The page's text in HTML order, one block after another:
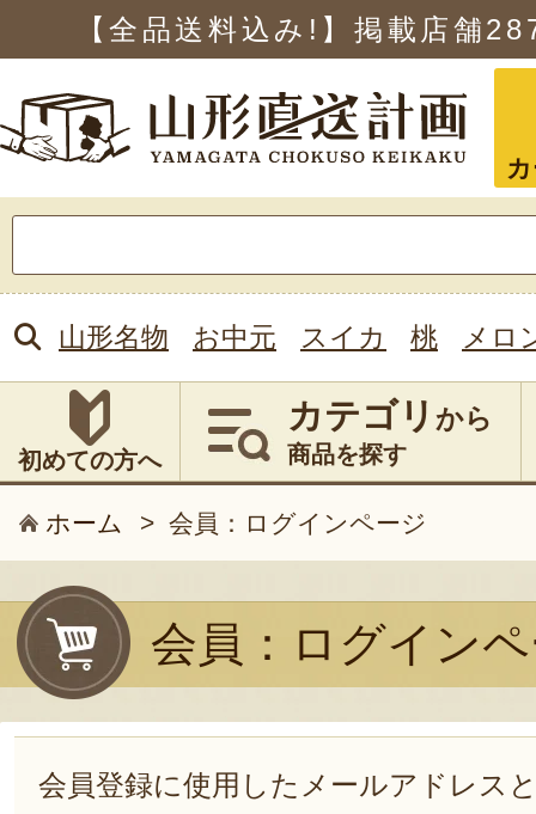
【全品送料込み!】掲載店舗
索:
山形名物 お中元 スイカ 桃 メロ
初めての方へ
カテゴリ から
商品を探す
ホーム > 会員：ログインページ
会員：ログイン
会員登録に使用したメールアドレス